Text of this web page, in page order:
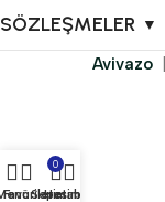
SÖZLEŞMELER ▼
Avivazo
Favorilerim
0
Sepetim
Hesabım